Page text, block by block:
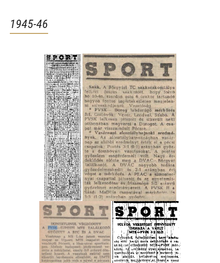
1945-46